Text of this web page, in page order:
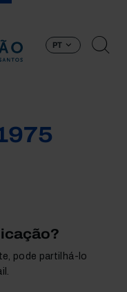
PT
pode partilhá-lo